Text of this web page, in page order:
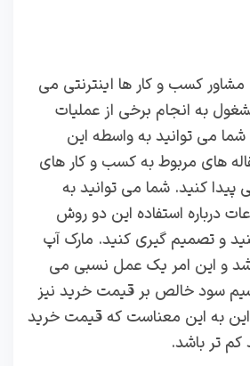
کسب و کار ها اینترنتی می
و از سال 84 مشغول به انجام برخی از عملیات
می توانید به واسطه این
های مربوط به کسب و کار های
پیدا کنید. شما می توانید به
درباره استفاده این دو روش
و تصمیم گیری کنید. مارک آپ
و این امر یک عمل نسبی می
سود خالص بر قیمت خرید نیز
به این معناست که قیمت خرید
تر باشد.